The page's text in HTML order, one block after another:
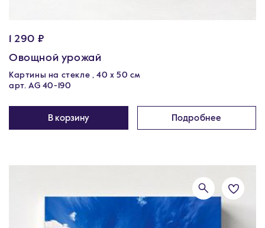
1 290 ₽
Овощной урожай
Картины на стекле , 40 х 50 см
арт. AG 40-190
В корзину Подробнее